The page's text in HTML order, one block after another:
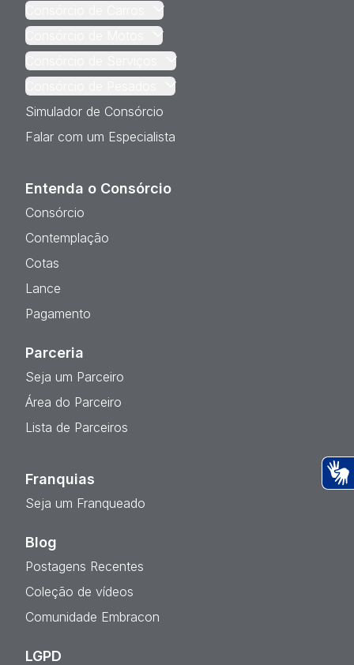
Consórcio de Carros
Consórcio de Motos
Consórcio de Serviços
Consórcio de Pesados
Simulador de Consórcio
Falar com um Especialista
Entenda o Consórcio
Consórcio
Contemplação
Cotas
Lance
Pagamento
Parceria
Seja um Parceiro
Área do Parceiro
Lista de Parceiros
Franquias
Seja um Franqueado
Blog
Postagens Recentes
Coleção de vídeos
Comunidade Embracon
LGPD